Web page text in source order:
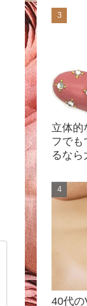
立体的
フで
るなら
40代